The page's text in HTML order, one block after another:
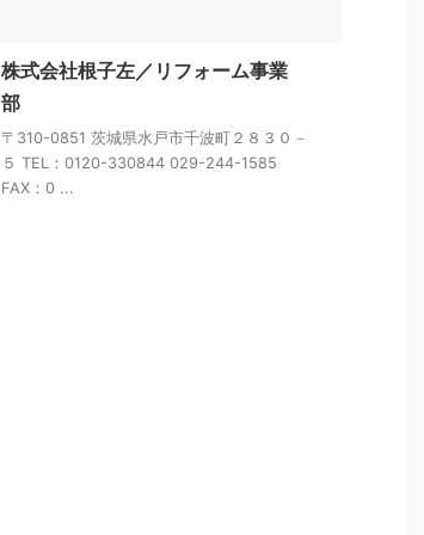
株式会社根子左／リフォーム事業
部
〒310-0851 茨城県水戸市千波町２８３０－
５ TEL：0120-330844 029-244-1585
FAX：0 ...